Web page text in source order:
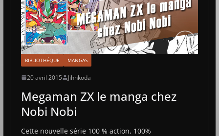
BIBLIOTHÉQUE MANGAS
20 avril 2015 Jihnkoda
Megaman ZX le manga chez
Nobi Nobi
Cette nouvelle série 100 % action, 100%